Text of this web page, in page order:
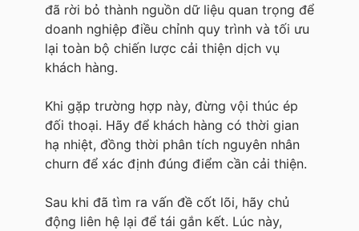
đã rời bỏ thành nguồn dữ liệu quan trọng để
doanh nghiệp điều chỉnh quy trình và tối ưu
lại toàn bộ chiến lược cải thiện dịch vụ
khách hàng.
Khi gặp trường hợp này, đừng vội thúc ép
đối thoại. Hãy để khách hàng có thời gian
hạ nhiệt, đồng thời phân tích nguyên nhân
churn để xác định đúng điểm cần cải thiện.
Sau khi đã tìm ra vấn đề cốt lõi, hãy chủ
động liên hệ lại để tái gắn kết. Lúc này,